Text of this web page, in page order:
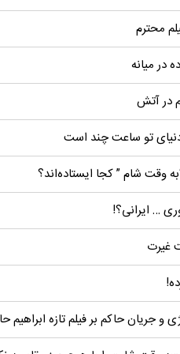
محترم
در میانه
در آتش
تو ساعت چند است
وقت شام ” کجا ایستاده‌اند؟
… ایرانی؟!
غیرت
و جریان حاکم بر فیلم تازه ابراهیم